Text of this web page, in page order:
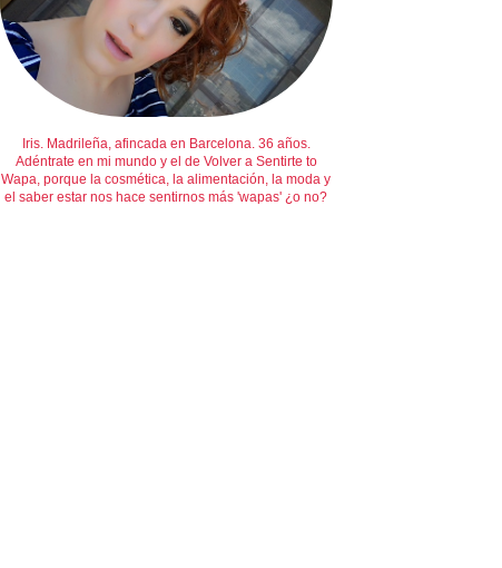
Iris. Madrileña, afincada en Barcelona. 36 años.
Adéntrate en mi mundo y el de Volver a Sentirte to
Wapa, porque la cosmética, la alimentación, la moda y
el saber estar nos hace sentirnos más 'wapas' ¿o no?